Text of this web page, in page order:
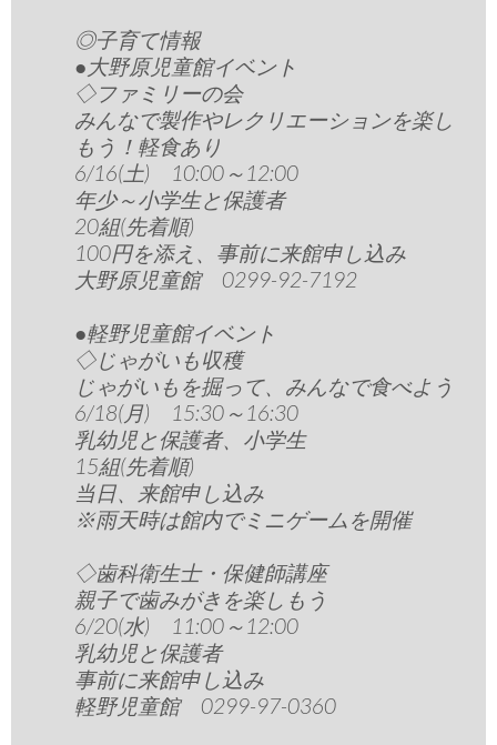
◎子育て情報
●大野原児童館イベント
◇ファミリーの会
みんなで製作やレクリエーションを楽し
もう！軽食あり
6/16(土) 10:00～12:00
年少～小学生と保護者
20組(先着順)
100円を添え、事前に来館申し込み
大野原児童館 0299-92-7192
●軽野児童館イベント
◇じゃがいも収穫
じゃがいもを掘って、みんなで食べよう
6/18(月) 15:30～16:30
乳幼児と保護者、小学生
15組(先着順)
当日、来館申し込み
※雨天時は館内でミニゲームを開催
◇歯科衛生士・保健師講座
親子で歯みがきを楽しもう
6/20(水) 11:00～12:00
乳幼児と保護者
事前に来館申し込み
軽野児童館 0299-97-0360